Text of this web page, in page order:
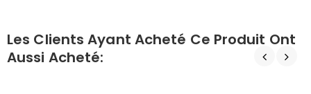
Les Clients Ayant Acheté Ce Produit Ont
Aussi Acheté: